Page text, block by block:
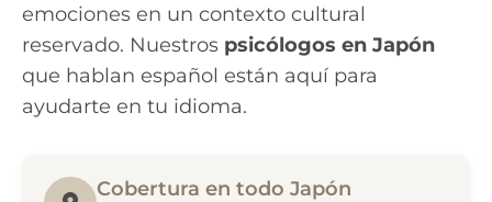
emociones en un contexto cultural
reservado. Nuestros psicólogos en Japón
que hablan español están aquí para
ayudarte en tu idioma.
Cobertura en todo Japón